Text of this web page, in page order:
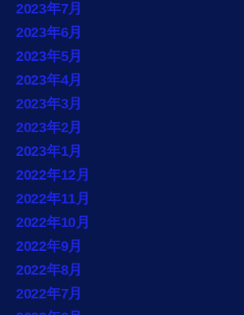
2023年7月
2023年6月
2023年5月
2023年4月
2023年3月
2023年2月
2023年1月
2022年12月
2022年11月
2022年10月
2022年9月
2022年8月
2022年7月